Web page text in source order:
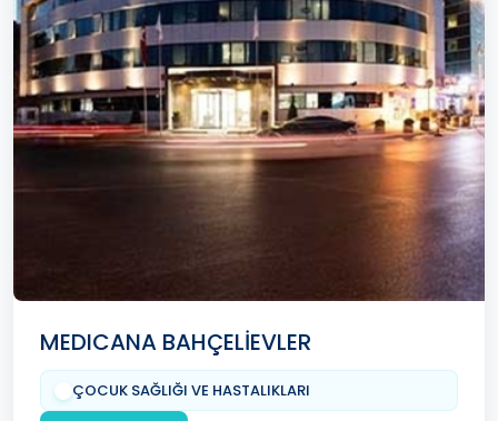
MEDICANA BAHÇELİEVLER
ÇOCUK SAĞLIĞI VE HASTALIKLARI